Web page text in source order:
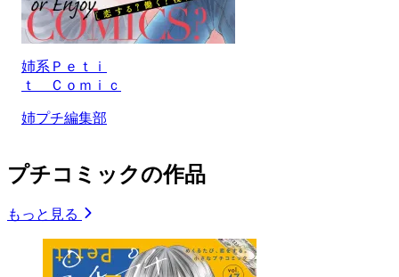
姉系Ｐｅｔｉ
ｔ Ｃｏｍｉｃ
姉プチ編集部
プチコミックの作品
もっと見る